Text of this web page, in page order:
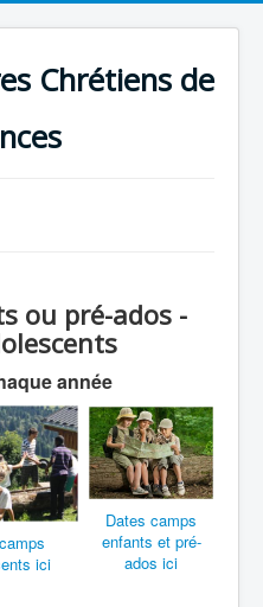
Chrétiens de
.
2026
ou pré-ados -
année
ici
Dates camps
enfants et pré-
ados ici